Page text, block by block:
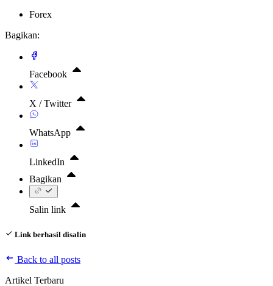
Forex
Bagikan:
Facebook
X / Twitter
WhatsApp
LinkedIn
Bagikan
Salin link
Link berhasil disalin
Back to all posts
Artikel Terbaru